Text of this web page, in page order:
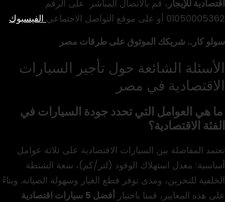
اقتصادية للإيجار ، قم بالاتصال المباشر على الرقم
01050005362 أو على موقع التواصل الاجتماعي
الفيسبوك
سولو كار.. شريكك الموثوق على طرقات مصر
الأسئلة الشائعة حول تأجير السيارات
الاقتصادية في مصر
ما هي العوامل التي تحدد جودة السيارات في
الفئة الاقتصادية؟
تعتمد المفاضلة بين السيارات الاقتصادية على ثلاثة عوامل
أساسية: معدل استهلاك الوقود (لتر/كم)، سعة الشنطة
الخلفية للتخزين، ومدى توفر قطع الغيار وسهولة الصيانه. وبناءً
على هذه المعايير، قمنا باختيار
أفضل 5 سيارات اقتصادية